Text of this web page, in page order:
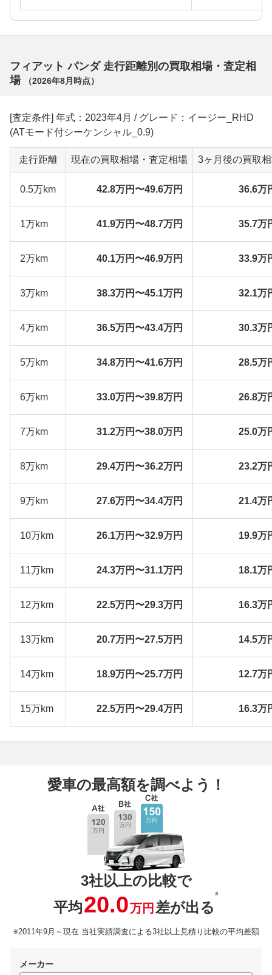
フィアット パンダ 走行距離別の買取相場・査定相
場
（2026年8月 時点）
[査定条件] 年式：2023年4月 / グレード：イージー_RHD
(ATモード付シーケンシャル_0.9)
走行距離 現在の買取相場・査定相場 3ヶ月後の買取
0.5万km 42.8万円〜49.6万円 36.6万
1万km 41.9万円〜48.7万円 35.7万
2万km 40.1万円〜46.9万円 33.9万
3万km 38.3万円〜45.1万円 32.1万
4万km 36.5万円〜43.4万円 30.3万
5万km 34.8万円〜41.6万円 28.5万
6万km 33.0万円〜39.8万円 26.8万
7万km 31.2万円〜38.0万円 25.0万
8万km 29.4万円〜36.2万円 23.2万
9万km 27.6万円〜34.4万円 21.4万
10万km 26.1万円〜32.9万円 19.9万
11万km 24.3万円〜31.1万円 18.1万
12万km 22.5万円〜29.3万円 16.3万
13万km 20.7万円〜27.5万円 14.5万
14万km 18.9万円〜25.7万円 12.7万
15万km 22.5万円〜29.4万円 16.3万
愛車の最高額を調べよう！
3社以上の比較で
平均20.0万円 差が出る
※
※2011年9月～現在 当社実績調査による3社以上見積り比較の平均差額
メーカー